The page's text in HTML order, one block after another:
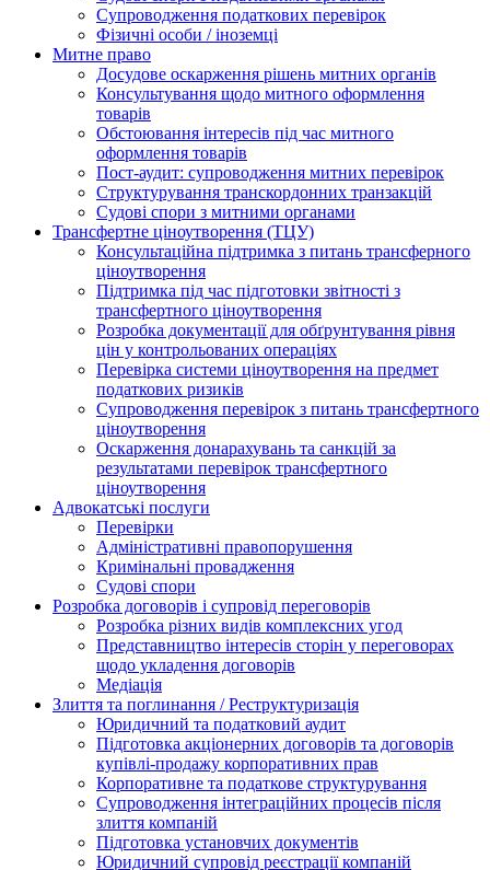
Супроводження податкових перевірок
Фізичні особи / іноземці
Митне право
Досудове оскарження рішень митних органів
Консультування щодо митного оформлення
товарів
Обстоювання інтересів під час митного
оформлення товарів
Пост-аудит: супроводження митних перевірок
Структурування транскордонних транзакцій
Судові спори з митними органами
Трансфертне ціноутворення (ТЦУ)
Консультаційна підтримка з питань трансферного
ціноутворення
Підтримка під час підготовки звітності з
трансфертного ціноутворення
Розробка документації для обґрунтування рівня
цін у контрольованих операціях
Перевірка системи ціноутворення на предмет
податкових ризиків
Супроводження перевірок з питань трансфертного
ціноутворення
Оскарження донарахувань та санкцій за
результатами перевірок трансфертного
ціноутворення
Адвокатські послуги
Перевірки
Адміністративні правопорушення
Кримінальні провадження
Судові спори
Розробка договорів і супровід переговорів
Розробка різних видів комплексних угод
Представництво інтересів сторін у переговорах
щодо укладення договорів
Медіація
Злиття та поглинання / Реструктуризація
Юридичний та податковий аудит
Підготовка акціонерних договорів та договорів
купівлі-продажу корпоративних прав
Корпоративне та податкове структурування
Супроводження інтеграційних процесів після
злиття компаній
Підготовка установчих документів
Юридичний супровід реєстрації компаній